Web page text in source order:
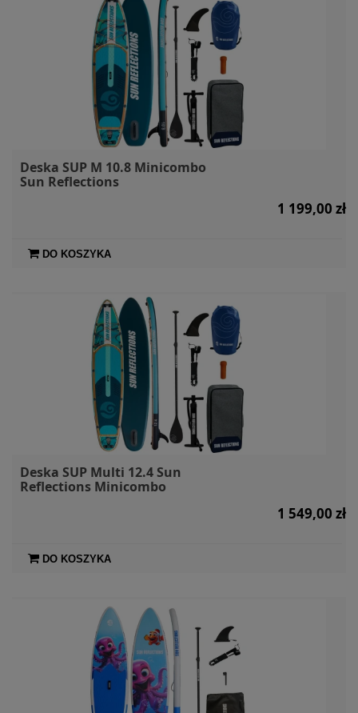
Deska SUP M 10.8 Minicombo
Sun Reflections
1 199,00 zł
DO KOSZYKA
Deska SUP Multi 12.4 Sun
Reflections Minicombo
1 549,00 zł
DO KOSZYKA